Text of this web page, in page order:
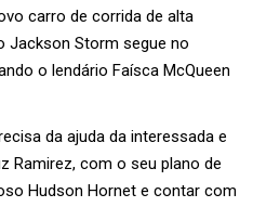
carro de corrida de alta
Jackson Storm segue no
o lendário Faísca McQueen
da ajuda da interessada e
Ramirez, com o seu plano de
Hudson Hornet e contar com